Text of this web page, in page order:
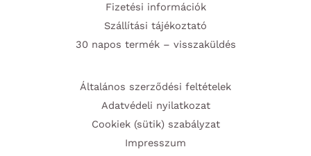
Fizetési információk
Szállítási tájékoztató
30 napos termék – visszaküldés
Általános szerződési feltételek
Adatvédeli nyilatkozat
Cookiek (sütik) szabályzat
Impresszum